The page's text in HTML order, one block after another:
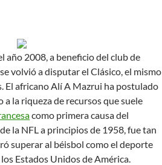
año 2008, a beneficio del club de
volvió a disputar el Clásico, el mismo
El africano Alí A Mazrui ha postulado
la riqueza de recursos que suele
como primera causa del
la NFL a principios de 1958, fue tan
superar al béisbol como el deporte
Estados Unidos de América.